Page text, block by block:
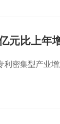
元比上年
密集型产业